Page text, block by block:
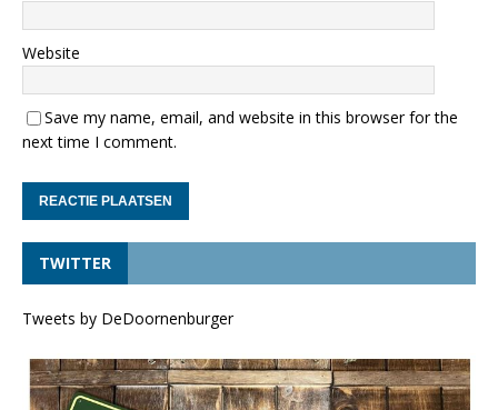
Website
Save my name, email, and website in this browser for the
next time I comment.
TWITTER
Tweets by DeDoornenburger